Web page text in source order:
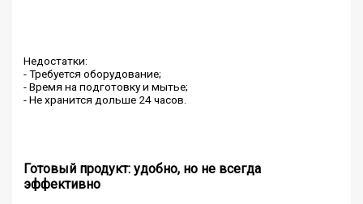
Недостатки:
- Требуется оборудование;
- Время на подготовку и мытье;
- Не хранится дольше 24 часов.
Готовый продукт: удобно, но не всегда
эффективно